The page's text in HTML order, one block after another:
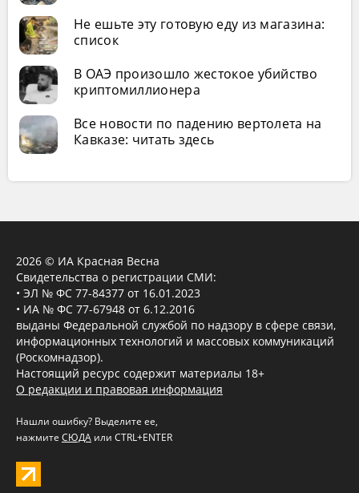
Не ешьте эту готовую еду из магазина:
список
В ОАЭ произошло жестокое убийство
криптомиллионера
Все новости по падению вертолета на
Кавказе: читать здесь
2026 © ИА Красная Весна
Свидетельства о регистрации СМИ:
• ЭЛ № ФС 77-84377 от 16.01.2023
• ИА № ФС 77-67948 от 6.12.2016
выданы Федеральной службой по надзору в сфере связи,
информационных технологий и массовых коммуникаций
(Роскомнадзор).
Настоящий ресурс содержит материалы 18+
О редакции и правовая информация
Нашли ошибку? Выделите ее,
нажмите СЮДА или CTRL+ENTER